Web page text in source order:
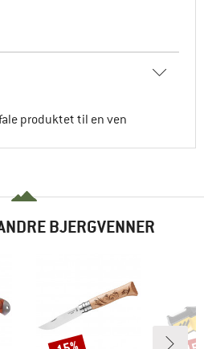
produktet til en ven
BJERGVENNER
Rabat